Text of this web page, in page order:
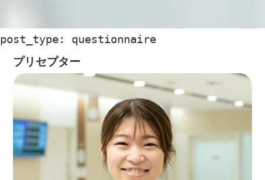
post_type: questionnaire
プリセプター